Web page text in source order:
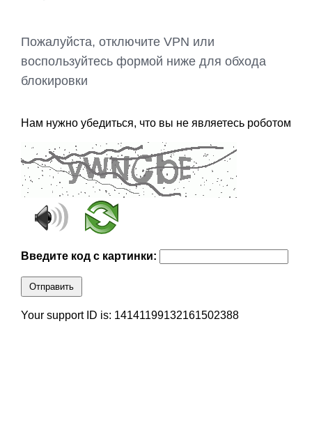
Пожалуйста, отключите VPN или
воспользуйтесь формой ниже для обхода
блокировки
Нам нужно убедиться, что вы не являетесь роботом
Введите код с картинки:
Отправить
Your support ID is: 14141199132161502388